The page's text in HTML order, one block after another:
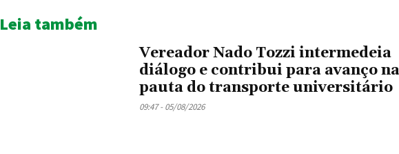
Leia também
Vereador Nado Tozzi intermedeia
diálogo e contribui para avanço na
pauta do transporte universitário
09:47 - 05/08/2026